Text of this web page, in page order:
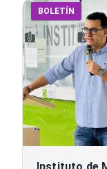
BOLETÍN